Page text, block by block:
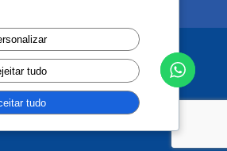
e Rótulos Adesivos. Desenvolvido por:
Agencia MAPA
tudo
tudo